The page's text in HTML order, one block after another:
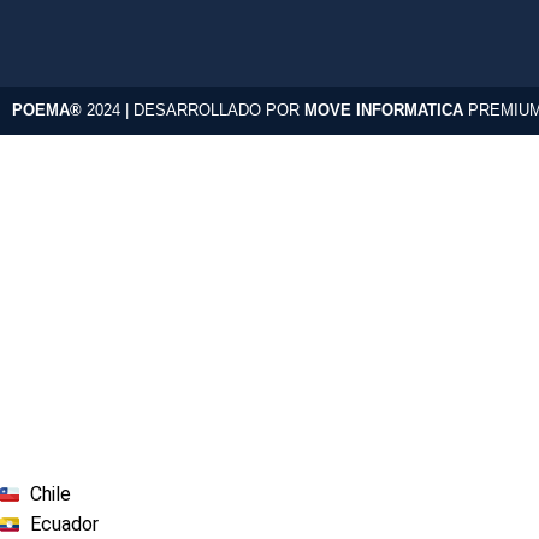
POEMA® 2024 | DESARROLLADO POR MOVE INFORMATICA
Chile
Ecuador